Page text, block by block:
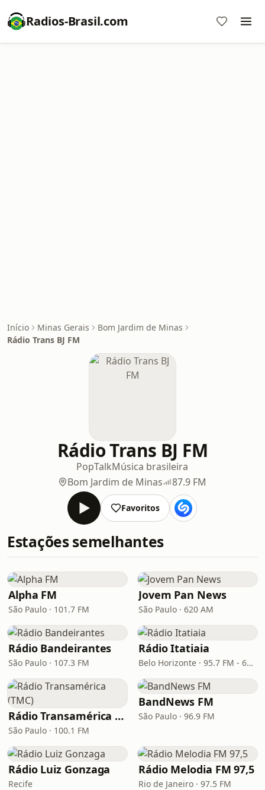
Radios-Brasil.com
Início Minas Gerais
Bom Jardim de Minas
Rádio Trans BJ FM
Rádio Trans BJ FM
PopTalkMúsica brasileira
Bom Jardim de Minas
87.9 FM
Favoritos
Estações semelhantes
Alpha FM
São Paulo · 101.7 FM
Jovem Pan News
São Paulo · 620 AM
Rádio Bandeirantes
São Paulo · 107.3 FM
Rádio Itatiaia
Belo Horizonte · 95.7 FM - 610 AM
Rádio Transamérica (TMC)
São Paulo · 100.1 FM
BandNews FM
São Paulo · 96.9 FM
Rádio Luiz Gonzaga
Recife
Rádio Melodia FM 97,5
Rio de Janeiro · 97.5 FM